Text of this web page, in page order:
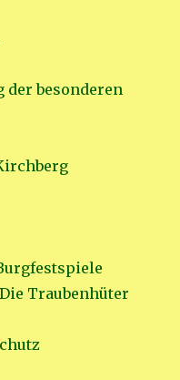
der besonderen
Traubenhüter